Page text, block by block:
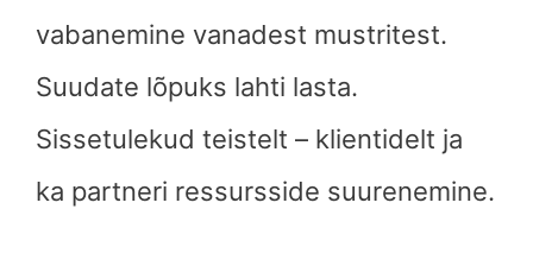
vabanemine vanadest mustritest.
Suudate lõpuks lahti lasta.
Sissetulekud teistelt – klientidelt ja
ka partneri ressursside suurenemine.